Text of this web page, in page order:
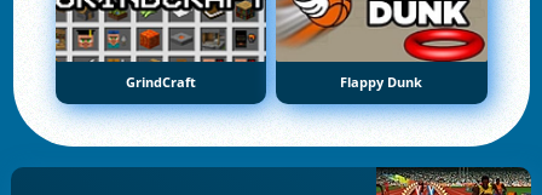
GrindCraft Flappy Dunk